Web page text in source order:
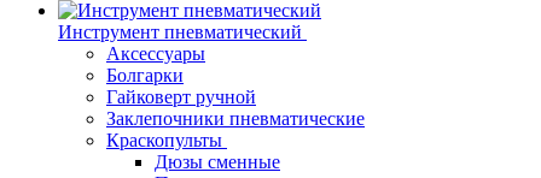
Инструмент пневматический
Аксессуары
Болгарки
Гайковерт ручной
Заклепочники пневматические
Краскопульты
Дюзы сменные